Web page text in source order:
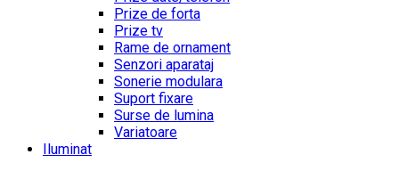
Prize de forta
Prize tv
Rame de ornament
Senzori aparataj
Sonerie modulara
Suport fixare
Surse de lumina
Variatoare
Iluminat